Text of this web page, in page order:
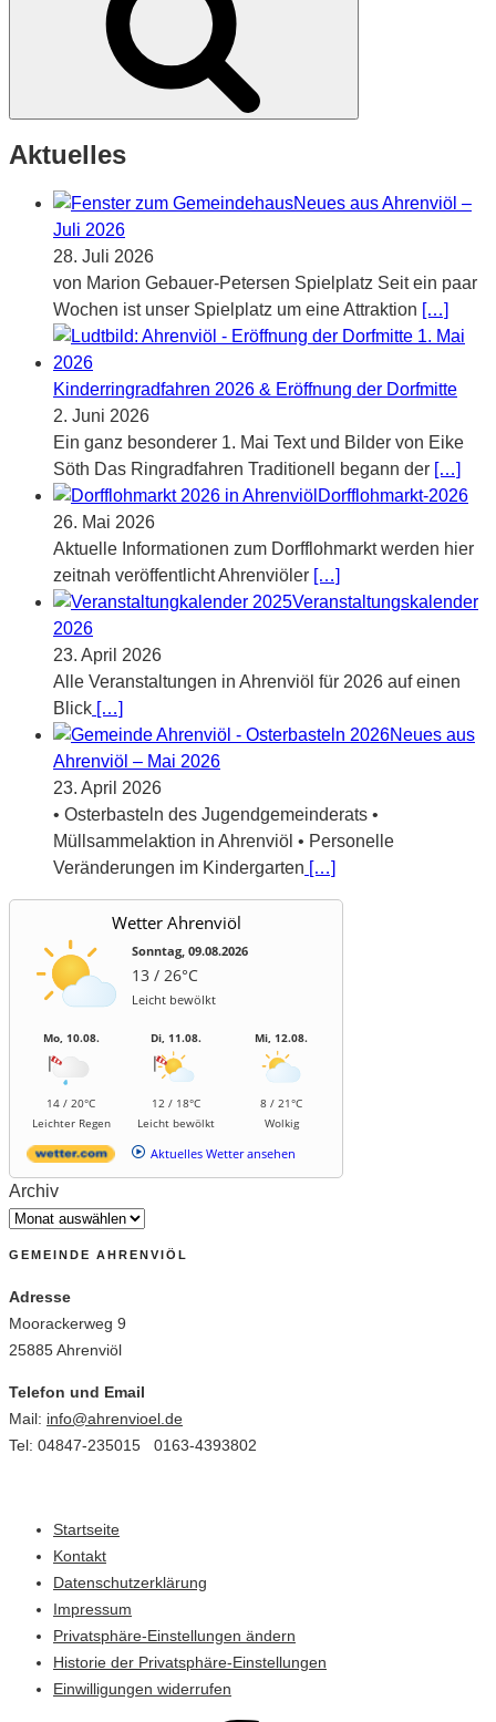
Aktuelles
Neues aus Ahrenviöl –
Juli 2026
28. Juli 2026
von Marion Gebauer-Petersen Spielplatz Seit ein paar
Wochen ist unser Spielplatz um eine Attraktion […]
Kinderringradfahren 2026 & Eröffnung der Dorfmitte
2. Juni 2026
Ein ganz besonderer 1. Mai Text und Bilder von Eike
Söth Das Ringradfahren Traditionell begann der […]
Dorfflohmarkt-2026
26. Mai 2026
Aktuelle Informationen zum Dorfflohmarkt werden hier
zeitnah veröffentlicht Ahrenviöler […]
Veranstaltungskalender
2026
23. April 2026
Alle Veranstaltungen in Ahrenviöl für 2026 auf einen
Blick […]
Neues aus
Ahrenviöl – Mai 2026
23. April 2026
• Osterbasteln des Jugendgemeinderats •
Müllsammelaktion in Ahrenviöl • Personelle
Veränderungen im Kindergarten […]
Wetter Ahrenviöl
Sonntag, 09.08.2026
13 / 26°C
Leicht bewölkt
Mo, 10.08.
14 / 20°C
Leichter Regen
Di, 11.08.
12 / 18°C
Leicht bewölkt
Mi, 12.08.
8 / 21°C
Wolkig
Aktuelles Wetter ansehen
Archiv
GEMEINDE AHRENVIÖL
Adresse
Moorackerweg 9
25885 Ahrenviöl
Telefon und Email
Mail: info@ahrenvioel.de
Tel: 04847-235015 0163-4393802
Startseite
Kontakt
Datenschutzerklärung
Impressum
Privatsphäre-Einstellungen ändern
Historie der Privatsphäre-Einstellungen
Einwilligungen widerrufen